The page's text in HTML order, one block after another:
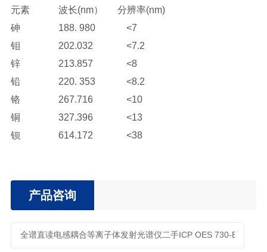
元素 波长(nm） 分辨率(nm)
砷 188. 980 <7
钼 202.032 <7.2
锌 213.857 <8
铅 220. 353 <8.2
铬 267.716 <10
铜 327.396 <13
钡 614.172 <38
产品咨询